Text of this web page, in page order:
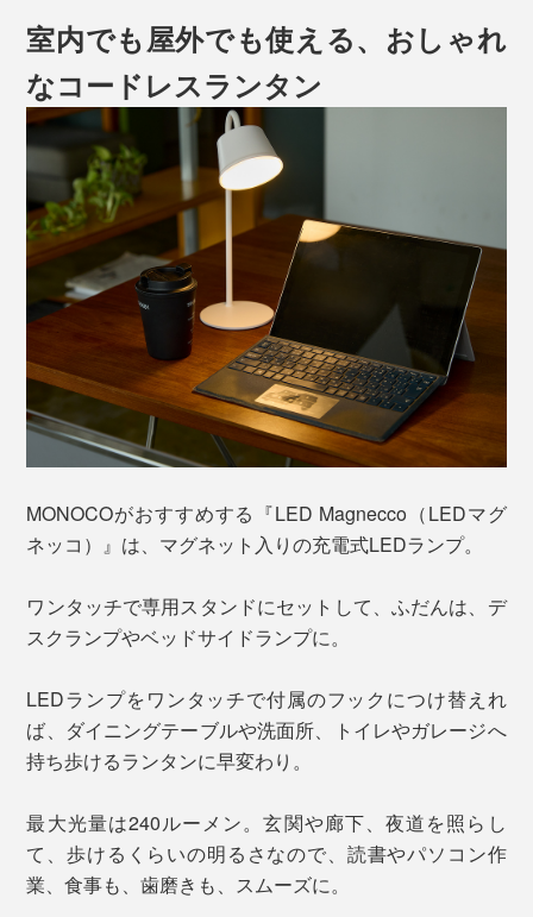
室内でも屋外でも使える、おしゃれ
なコードレスランタン
MONOCOがおすすめする『LED Magnecco（LEDマグ
ネッコ）』は、マグネット入りの充電式LEDランプ。
ワンタッチで専用スタンドにセットして、ふだんは、デ
スクランプやベッドサイドランプに。
LEDランプをワンタッチで付属のフックにつけ替えれ
ば、ダイニングテーブルや洗面所、トイレやガレージへ
持ち歩けるランタンに早変わり。
最大光量は240ルーメン。玄関や廊下、夜道を照らし
て、歩けるくらいの明るさなので、読書やパソコン作
業、食事も、歯磨きも、スムーズに。